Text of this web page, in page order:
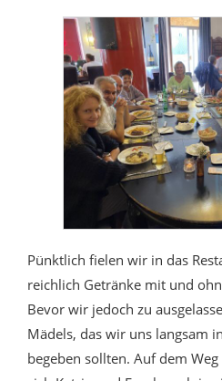
Pünktlich fielen wir in das
reichlich Getränke mit und
Bevor wir jedoch zu
Mädels, das wir uns langsam
begeben sollten. Auf dem